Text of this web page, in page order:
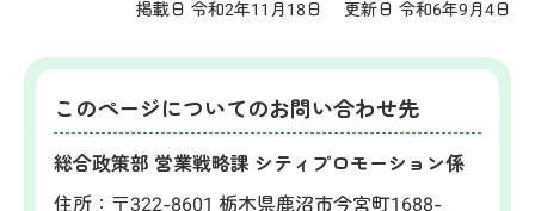
掲載日 令和2年11月18日 更新日 令和6年9月4日
このページについてのお問い合わせ先
総合政策部 営業戦略課 シティプロモーション係
住所： 〒322-8601 栃木県鹿沼市今宮町1688-